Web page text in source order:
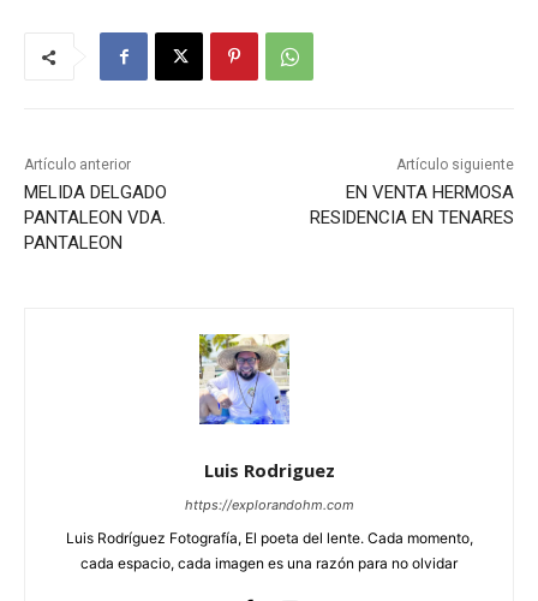
Artículo anterior
MELIDA DELGADO
PANTALEON VDA.
PANTALEON
Artículo siguiente
EN VENTA HERMOSA
RESIDENCIA EN TENARES
Luis Rodriguez
https://explorandohm.com
Luis Rodríguez Fotografía, El poeta del lente. Cada momento,
cada espacio, cada imagen es una razón para no olvidar